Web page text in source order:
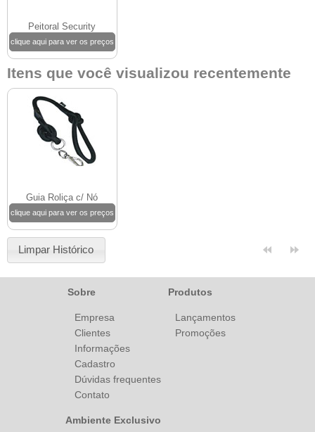
Peitoral Security
clique aqui para ver os preços
Itens que você visualizou recentemente
Guia Roliça c/ Nó
clique aqui para ver os preços
Limpar Histórico
Sobre
Empresa
Clientes
Informações
Cadastro
Dúvidas frequentes
Contato
Produtos
Lançamentos
Promoções
Ambiente Exclusivo